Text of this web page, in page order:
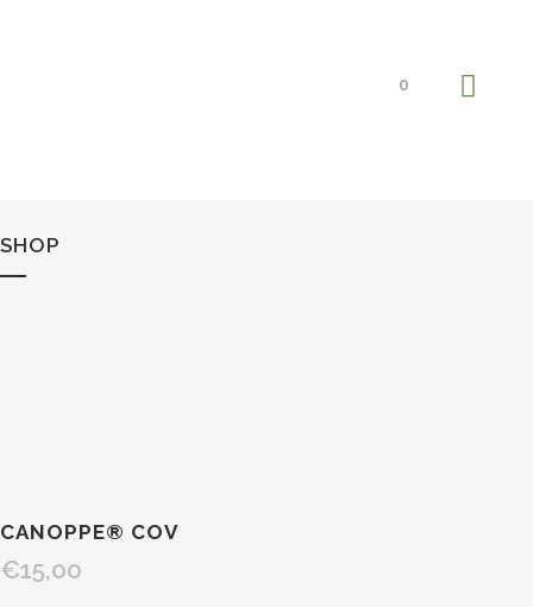
0
SHOP
CANOPPE® COV
€15,00